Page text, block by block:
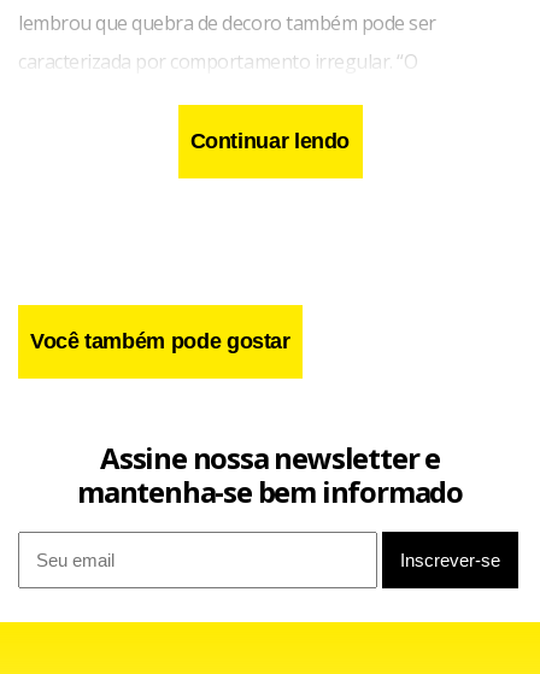
lembrou que quebra de decoro também pode ser
caracterizada por comportamento irregular. “O
parlamentar, por suas ações ou omissões, pode ter
quebrado o decoro sem ter praticado o ilícito”.
Continuar lendo
Você também pode gostar
Assine nossa newsletter e
mantenha-se bem informado